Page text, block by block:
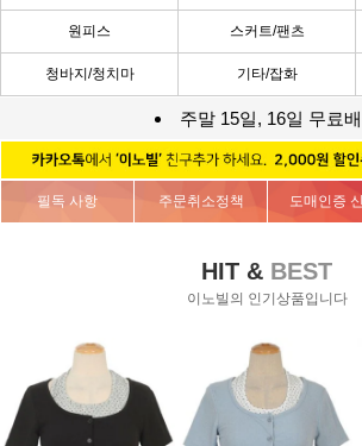
원피스 스커트/팬츠
청바지/청치마 기타/잡화
주말 15일, 16일 무료
필독 사항 주문취소정책 도매인증
HIT & BEST
이노빌의 인기상품입니다